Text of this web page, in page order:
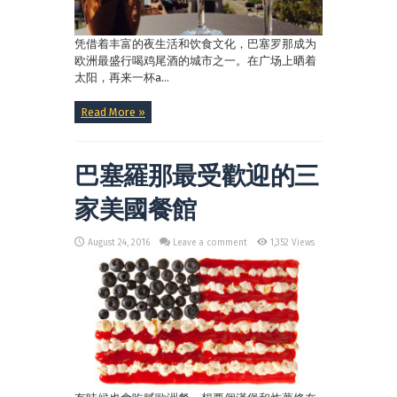
凭借着丰富的夜生活和饮食文化，巴塞罗那成为
欧洲最盛行喝鸡尾酒的城市之一。在广场上晒着
太阳，再来一杯a...
Read More »
巴塞羅那最受歡迎的三
家美國餐館
August 24, 2016 Leave a comment 1,352 Views